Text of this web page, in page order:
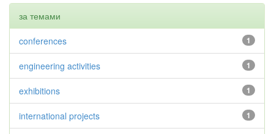
за темами
1
conferences
1
engineering activities
1
exhibitions
1
international projects